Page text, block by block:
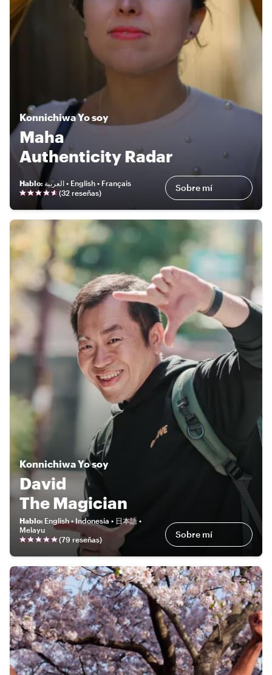
KonnichiwaYo soy
Maha
Authenticity Radar
Hablo:
العربية • English • Français
(32 reseñas) Sobre mí
KonnichiwaYo soy
David
The Magician
Hablo: English • Indonesia • 日本語 •
Melayu
(79 reseñas) Sobre mí